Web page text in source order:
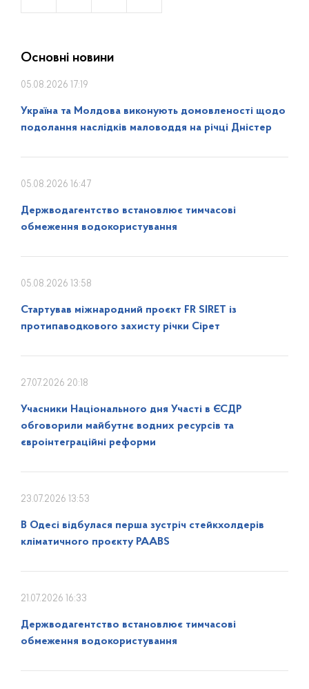
Основні новини
05.08.2026 17:19
Україна та Молдова виконують домовленості щодо
подолання наслідків маловоддя на річці Дністер
05.08.2026 16:47
Держводагентство встановлює тимчасові
обмеження водокористування
05.08.2026 13:58
Стартував міжнародний проєкт FR SIRET із
протипаводкового захисту річки Сірет
27.07.2026 20:18
Учасники Національного дня Участі в ЄСДР
обговорили майбутнє водних ресурсів та
євроінтеграційні реформи
23.07.2026 13:53
В Одесі відбулася перша зустріч стейкхолдерів
кліматичного проєкту PAABS
21.07.2026 16:33
Держводагентство встановлює тимчасові
обмеження водокористування